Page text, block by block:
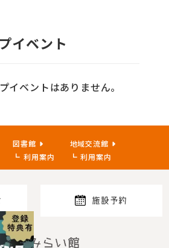
イベント
イベントはありません。
図書館
利用案内
地域交流館
利用案内
施設予約